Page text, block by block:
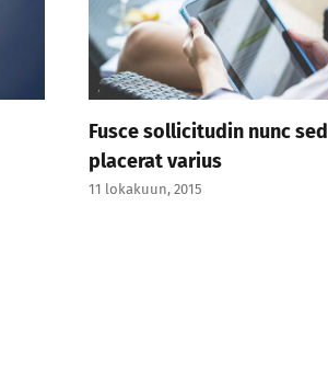
Fusce sollicitudin nunc sed
placerat varius
11 lokakuun, 2015